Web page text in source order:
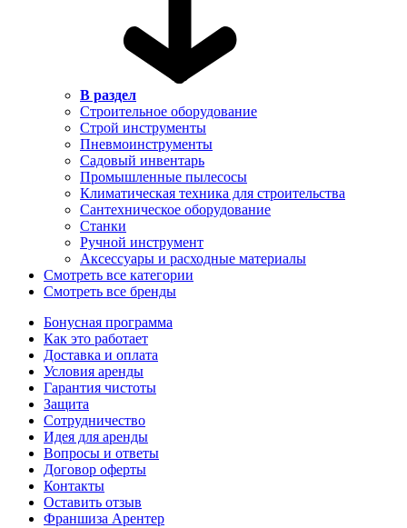
В раздел
Строительное оборудование
Строй инструменты
Пневмоинструменты
Садовый инвентарь
Промышленные пылесосы
Климатическая техника для строительства
Сантехническое оборудование
Станки
Ручной инструмент
Аксессуары и расходные материалы
Смотреть все категории
Смотреть все бренды
Бонусная программа
Как это работает
Доставка и оплата
Условия аренды
Гарантия чистоты
Защита
Сотрудничество
Идея для аренды
Вопросы и ответы
Договор оферты
Контакты
Оставить отзыв
Франшиза Арентер